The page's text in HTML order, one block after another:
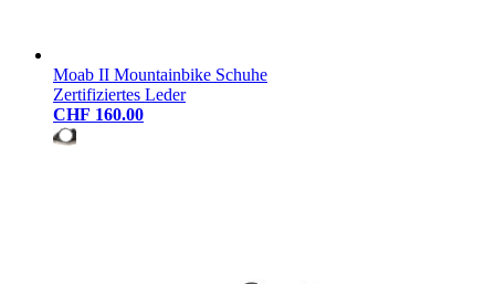
Moab II Mountainbike Schuhe
Zertifiziertes Leder
CHF 160.00